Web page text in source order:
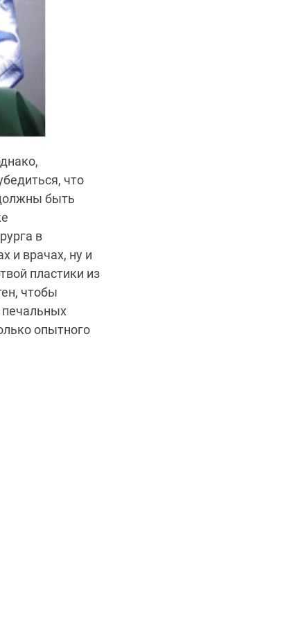
что
быть
в
и врачах, ну и
пластики из
чтобы
опытного